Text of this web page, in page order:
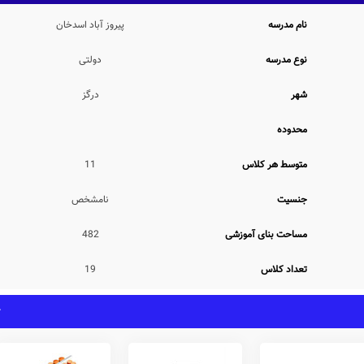
نمی باشد.
مدوّن، عدم نیاز به کلاس بیرون از مدرسه، ارتباط مستمر مشاوران تحصیلی با اولیاء، انتقال
نام مدرسه پیروز آباد اسدخان
نوع مدرسه دولتی
شهر درگز
محدوده
متوسط هر کلاس 11
جنسیت نامشخص
مساحت بنای آموزشی 482
تعداد کلاس 19